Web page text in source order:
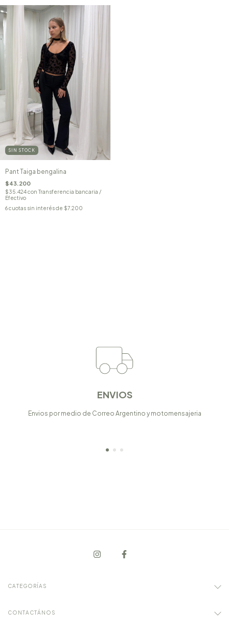
SIN STOCK
Pant Taiga bengalina
$43.200
$35.424con Transferencia bancaria /
Efectivo
6cuotas sin interés de $7.200
ENVIOS
Envios por medio de Correo Argentino y motomensajeria
CATEGORÍAS
CONTACTÁNOS